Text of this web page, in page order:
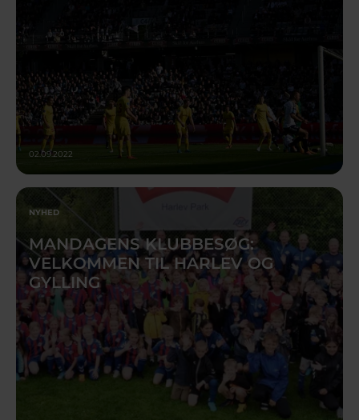
02.09.2022
NYHED
MANDAGENS KLUBBESØG:
VELKOMMEN TIL HARLEV OG
GYLLING